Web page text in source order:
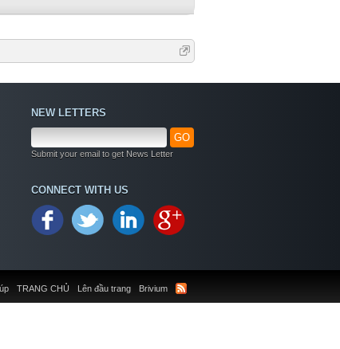
NEW LETTERS
GO
Submit your email to get News Letter
CONNECT WITH US
TRANG CHỦ Lên đầu trang Brivium